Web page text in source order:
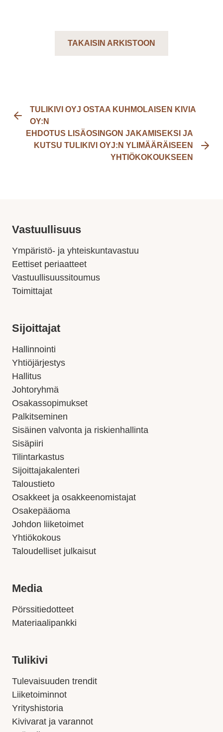
TAKAISIN ARKISTOON
TULIKIVI OYJ OSTAA KUHMOLAISEN KIVIA
OY:N
EHDOTUS LISÄOSINGON JAKAMISEKSI JA
KUTSU TULIKIVI OYJ:N YLIMÄÄRÄISEEN
YHTIÖKOKOUKSEEN
Vastuullisuus
Ympäristö- ja yhteiskuntavastuu
Eettiset periaatteet
Vastuullisuussitoumus
Toimittajat
Sijoittajat
Hallinnointi
Yhtiöjärjestys
Hallitus
Johtoryhmä
Osakassopimukset
Palkitseminen
Sisäinen valvonta ja riskienhallinta
Sisäpiiri
Tilintarkastus
Sijoittajakalenteri
Taloustieto
Osakkeet ja osakkeenomistajat
Osakepääoma
Johdon liiketoimet
Yhtiökokous
Taloudelliset julkaisut
Media
Pörssitiedotteet
Materiaalipankki
Tulikivi
Tulevaisuuden trendit
Liiketoiminnot
Yrityshistoria
Kivivarat ja varannot